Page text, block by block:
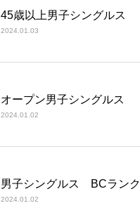
45歳以上男子シングルス
2024.01.03
オープン男子シングルス
2024.01.02
男子シングルス BCランク
2024.01.02